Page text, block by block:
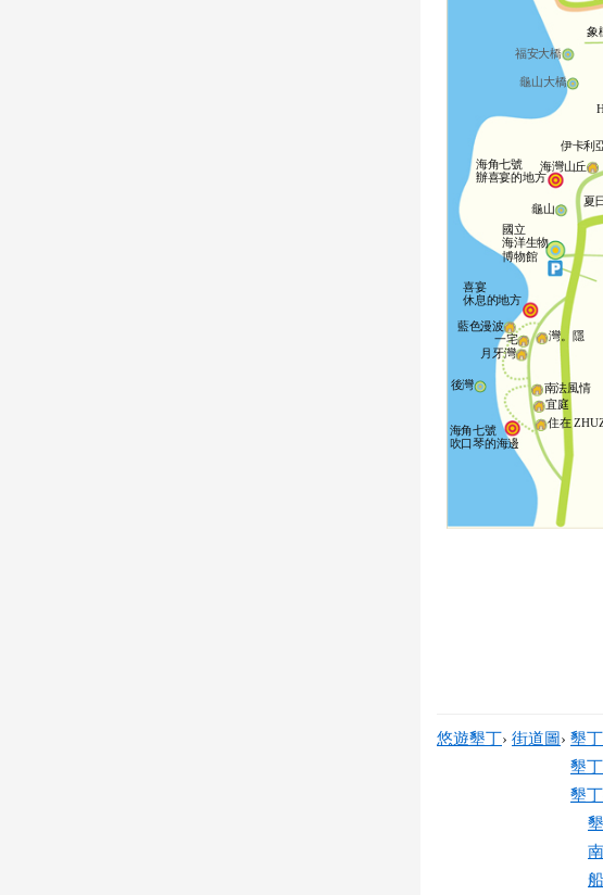
象
國立
海洋生物
博物館
喜宴
休息的地方
後灣
灣。隱
海角七號
吹口琴的海邊
龜山
海角七號
辦喜宴的地方
福安大橋
龜山大橋
住在
南法風情
宜庭
月牙灣
藍色漫波
一宅
夏
伊卡利
海灣山丘
悠遊墾丁› 街道圖› 墾
墾
墾